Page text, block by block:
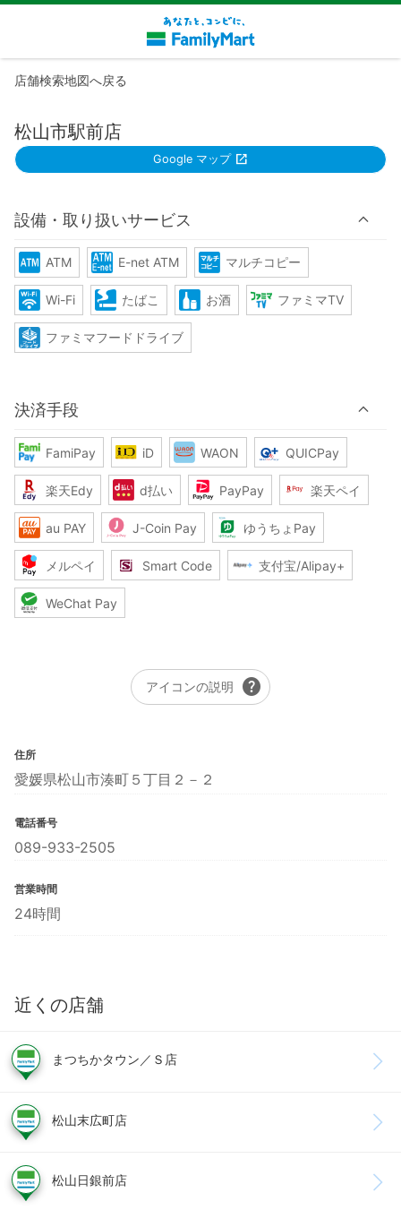
店舗検索地図へ戻る
松山市駅前店
Google マップ
設備・取り扱いサービス
ATM E-net ATM マルチコピー
Wi-Fi たばこ お酒 ファミマTV
ファミマフードドライブ
決済手段
FamiPay iD WAON QUICPay
楽天Edy d払い PayPay 楽天ペイ
au PAY J-Coin Pay ゆうちょPay
メルペイ Smart Code 支付宝/Alipay+
WeChat Pay
アイコンの説明 help
住所
愛媛県松山市湊町５丁目２－２
電話番号
089-933-2505
営業時間
24時間
近くの店舗
まつちかタウン／Ｓ店
松山末広町店
松山日銀前店